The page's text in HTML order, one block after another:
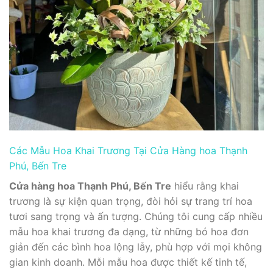
Các Mẫu Hoa Khai Trương Tại Cửa Hàng hoa Thạnh
Phú, Bến Tre
Cửa hàng hoa Thạnh Phú, Bến Tre hiểu rằng khai
trương là sự kiện quan trọng, đòi hỏi sự trang trí hoa
tươi sang trọng và ấn tượng. Chúng tôi cung cấp nhiều
mẫu hoa khai trương đa dạng, từ những bó hoa đơn
giản đến các bình hoa lộng lẫy, phù hợp với mọi không
gian kinh doanh. Mỗi mẫu hoa được thiết kế tinh tế,